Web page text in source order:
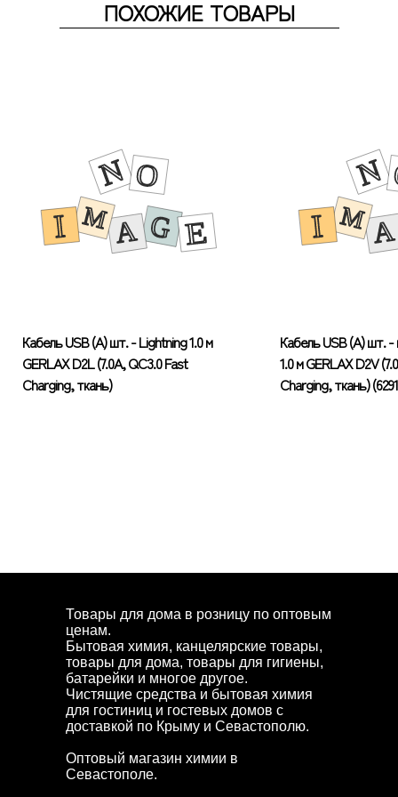
ПОХОЖИЕ ТОВАРЫ
Кабель USB (А) шт. - Lightning 1.0 м
GERLAX D2L (7.0А, QC3.0 Fast
Charging, ткань)
Кабель USB (А) шт.
1.0 м GERLAX D2V
Charging, ткань)
Товары для дома в розницу по оптовым
ценам.
Бытовая химия, канцелярские товары,
товары для дома, товары для гигиены,
батарейки и многое другое.
Чистящие средства и бытовая химия
для гостиниц и гостевых домов с
доставкой по Крыму и Севастополю.
Оптовый магазин химии в
Севастополе.